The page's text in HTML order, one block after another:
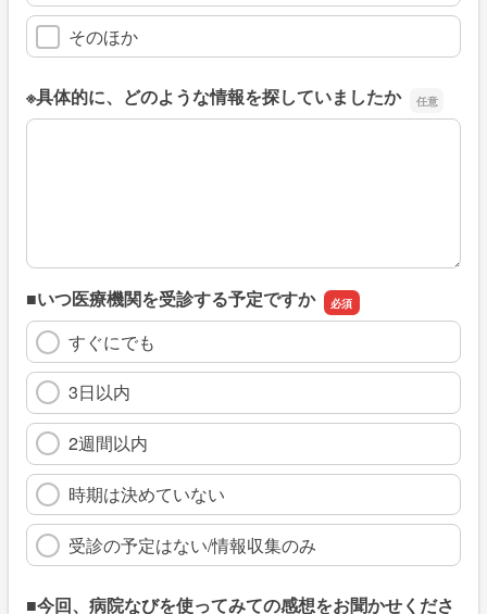
そのほか
※具体的に、どのような情報を探していましたか
※具体的に、どのような情報を探していましたか
■いつ医療機関を受診する予定ですか
すぐにでも
3日以内
2週間以内
時期は決めていない
受診の予定はない/情報収集のみ
■今回、病院なびを使ってみての感想をお聞かせくださ